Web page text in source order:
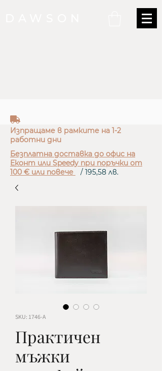
truck
Изпращаме в рамките на 1-2
работни дни
Безплатна доставка до офис на
Еконт или Speedy при поръчки от
100 € или повече
/ 195,58 лв.
SKU: 1746-А
Практичен
мъжки